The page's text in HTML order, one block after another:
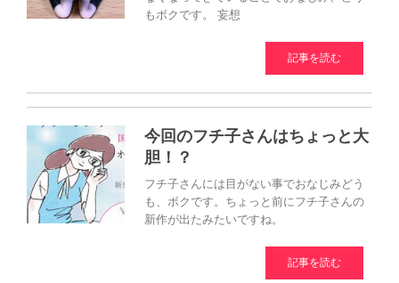
もボクです。 妄想
記事を読む
今回のフチ子さんはちょっと大
胆！？
フチ子さんには目がない事でおなじみどう
も、ボクです。ちょっと前にフチ子さんの
新作が出たみたいですね。
記事を読む